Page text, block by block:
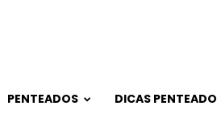
PENTEADOS DICAS PENTEADO